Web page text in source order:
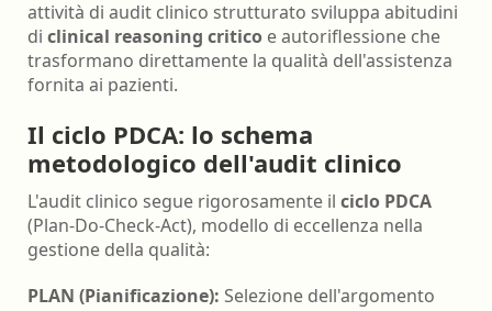
attività di audit clinico strutturato sviluppa abitudini
di clinical reasoning critico e autoriflessione che
trasformano direttamente la qualità dell'assistenza
fornita ai pazienti.
Il ciclo PDCA: lo schema
metodologico dell'audit clinico
L'audit clinico segue rigorosamente il ciclo PDCA
(Plan-Do-Check-Act), modello di eccellenza nella
gestione della qualità:
PLAN (Pianificazione): Selezione dell'argomento